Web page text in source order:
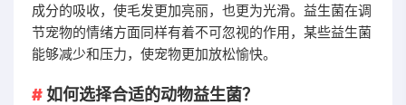
成分的吸收，使毛发更加亮丽，也更为光滑。益生菌在调
节宠物的情绪方面同样有着不可忽视的作用，某些益生菌
能够减少和压力，使宠物更加放松愉快。
如何选择合适的动物益生菌？